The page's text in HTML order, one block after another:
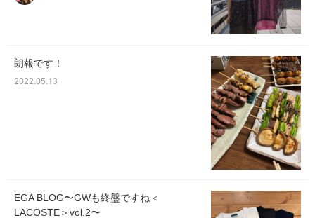
朗報です！
2022.05.13
EGA BLOG〜GWも終盤ですね＜
LACOSTE＞vol.2〜